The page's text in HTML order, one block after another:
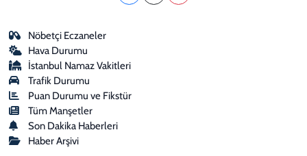
Nöbetçi Eczaneler
Hava Durumu
İstanbul Namaz Vakitleri
Trafik Durumu
Puan Durumu ve Fikstür
Tüm Manşetler
Son Dakika Haberleri
Haber Arşivi